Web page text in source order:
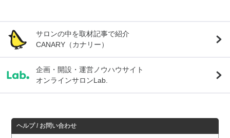
サロンの中を取材記事で紹介
CANARY（カナリー）
企画・開設・運営ノウハウサイト
オンラインサロンLab.
ヘルプ / お問い合わせ